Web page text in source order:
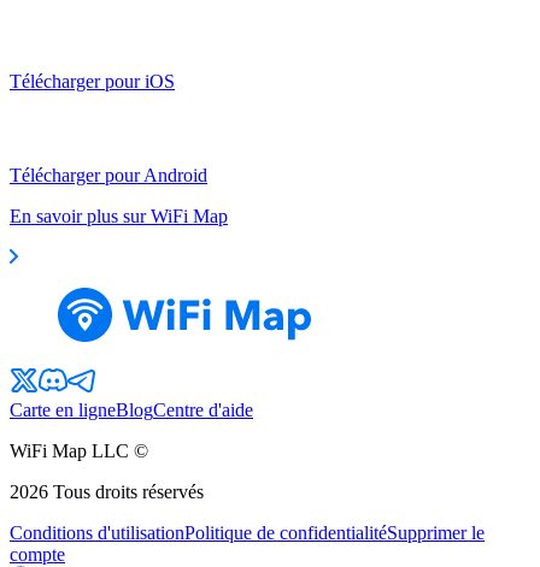
Télécharger pour iOS
Télécharger pour Android
En savoir plus sur WiFi Map
Carte en ligneBlogCentre d'aide
WiFi Map LLC ©
2026 Tous droits réservés
Conditions d'utilisationPolitique de confidentialitéSupprimer le
compte